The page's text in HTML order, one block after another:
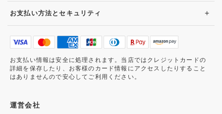
お支払い方法とセキュリティ +
お支払い情報は安全に処理されます。当店ではクレジットカードの
詳細を保存したり、お客様のカード情報にアクセスしたりすること
はありませんので安心してご利用ください。
運営会社